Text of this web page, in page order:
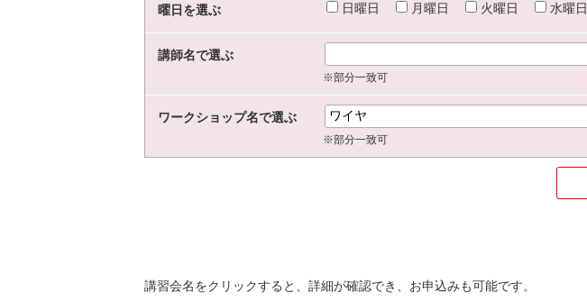
曜日を選ぶ 日曜日 月曜日 火曜日 水曜日
講師名で選ぶ
※部分一致可
ワークショップ名で選ぶ
※部分一致可
講習会名をクリックすると、詳細が確認でき、お申込みも可能です。